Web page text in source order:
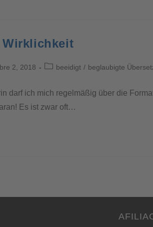
Wirklichkeit
2, 2018 beeidigt / beglaubigte
darf ich mich regelmäßig über die
Es ist zwar oft…